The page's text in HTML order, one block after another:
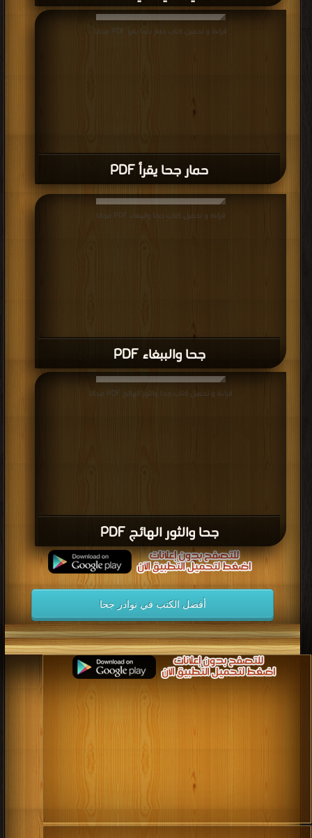
حمار جحا يقرأ PDF
قراءة و تحميل كتاب حمار جحا يقرأ PDF مجانا
جحا والببغاء PDF
قراءة و تحميل كتاب جحا والببغاء PDF مجانا
جحا والثور الهائج PDF
قراءة و تحميل كتاب جحا والثور الهائج PDF مجانا
أفضل الكتب في نوادر جحا